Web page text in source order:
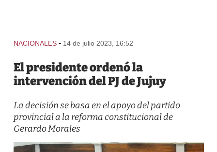
NACIONALES - 14 de julio 2023, 16:52
El presidente ordenó la
intervención del PJ de Jujuy
La decisión se basa en el apoyo del partido
provincial a la reforma constitucional de
Gerardo Morales